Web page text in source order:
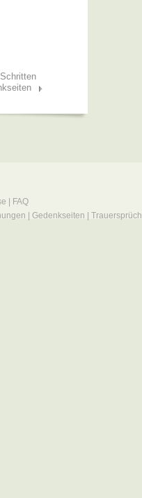
FAQ
Gedenkseiten